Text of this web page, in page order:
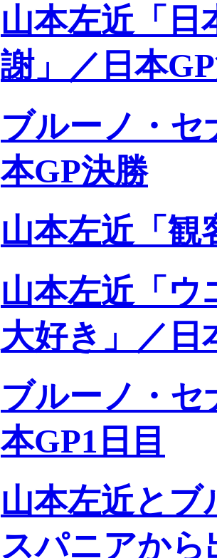
山本左近「日
謝」／日本
ブルーノ・セ
本GP決勝
山本左近「観
山本左近「ウ
大好き」／日
ブルーノ・
本GP1日目
山本左近とブ
スパニアから